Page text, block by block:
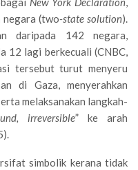
negara (two-state solution).
daripada 142 negara,
12 lagi berkecuali (CNBC,
tersebut turut menyeru
di Gaza, menyerahkan
melaksanakan langkah-
irreversible” ke arah
simbolik kerana tidak